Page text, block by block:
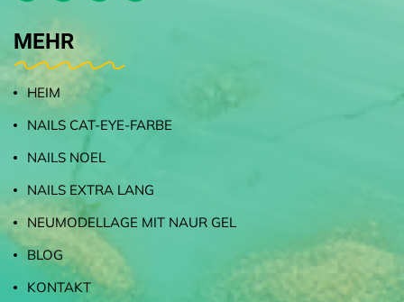
MEHR
HEIM
NAILS CAT-EYE-FARBE
NAILS NOEL
NAILS EXTRA LANG
NEUMODELLAGE MIT NAUR GEL
BLOG
KONTAKT